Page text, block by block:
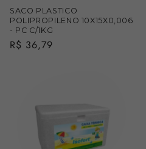
SACO PLASTICO
POLIPROPILENO 10X15X0,006
- PC C/1KG
Preço
R$ 36,79